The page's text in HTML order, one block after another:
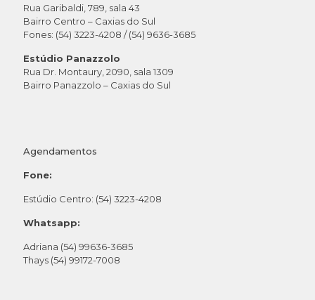
Rua Garibaldi, 789, sala 43
Bairro Centro – Caxias do Sul
Fones: (54) 3223-4208 / (54) 9636-3685
Estúdio Panazzolo
Rua Dr. Montaury, 2090, sala 1309
Bairro Panazzolo – Caxias do Sul
Agendamentos
Fone:
Estúdio Centro: (54) 3223-4208
Whatsapp:
Adriana (54) 99636-3685
Thays (54) 99172-7008